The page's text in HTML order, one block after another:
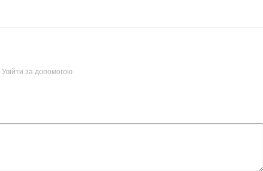
Увійти за допомогою